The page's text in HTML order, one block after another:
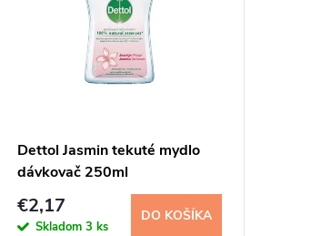
Dettol Jasmin tekuté mydlo
dávkovač 250ml
€2,17
Skladom 3 ks
DO KOŠÍKA